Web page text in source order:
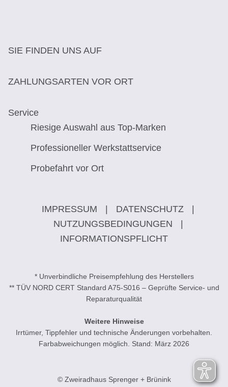
SIE FINDEN UNS AUF
ZAHLUNGSARTEN VOR ORT
Service
Riesige Auswahl aus Top-Marken
Professioneller Werkstattservice
Probefahrt vor Ort
IMPRESSUM DATENSCHUTZ
NUTZUNGSBEDINGUNGEN
INFORMATIONSPFLICHT
* Unverbindliche Preisempfehlung des Herstellers
** TÜV NORD CERT Standard A75-S016 – Geprüfte Service- und
Reparaturqualität
Weitere Hinweise
Irrtümer, Tippfehler und technische Änderungen vorbehalten.
Farbabweichungen möglich. Stand: März 2026
© Zweiradhaus Sprenger + Brünink